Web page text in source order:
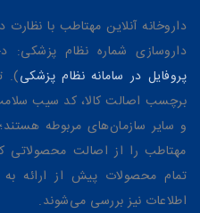
داروخانه آنلاین مهتاطب با
داروسازی شماره نظام پزشکی: د-3247، فعالیت
پروفایل در سامانه نظام پزشکی).
برچسب اصالت کالا، کد سیب
و سایر سازمان‌های مربوطه
مهتاطب را از اصالت محصولاتی
تمام محصولات پیش از ارائه
اطلاعات نیز بررسی می‌شوند.